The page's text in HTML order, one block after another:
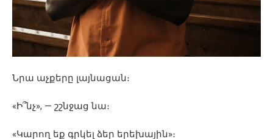
Նրա աչքերը լայնացան։
«Ի՞նչ», — շշնջաց նա։
«Կարող եք գրկել ձեր երեխային»։